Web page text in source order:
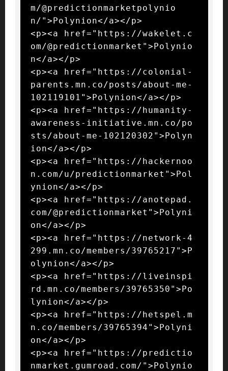
m/@predictionmarketpolynio
n/">Polynion</a></p>
<p><a href="https://wakelet.c
om/@predictionmarket">Polynio
n</a></p>
<p><a href="https://colonial-
parents.mn.co/posts/about-me-
102119101">Polynion</a></p>
<p><a href="https://humanity-
awareness-initiative.mn.co/po
sts/about-me-102120302">Polyn
ion</a></p>
<p><a href="https://hackernoo
n.com/u/predictionmarket">Pol
ynion</a></p>
<p><a href="https://anotepad.
com/@predictionmarket">Polyni
on</a></p>
<p><a href="https://network-4
299.mn.co/members/39765217">P
olynion</a></p>
<p><a href="https://liveinspi
rd.mn.co/members/39765350">Po
lynion</a></p>
<p><a href="https://hetspel.m
n.co/members/39765394">Polyni
on</a></p>
<p><a href="https://predictio
nmarket.gumroad.com/">Polynio